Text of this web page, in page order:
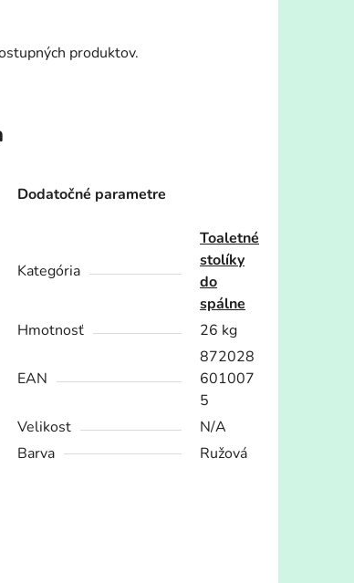
produktov.
Dodatočné parametre
Kategória
Toaletné
stolíky
do
spálne
Hmotnosť
26 kg
EAN
872028
601007
5
Velikost
N/A
Barva
Ružová